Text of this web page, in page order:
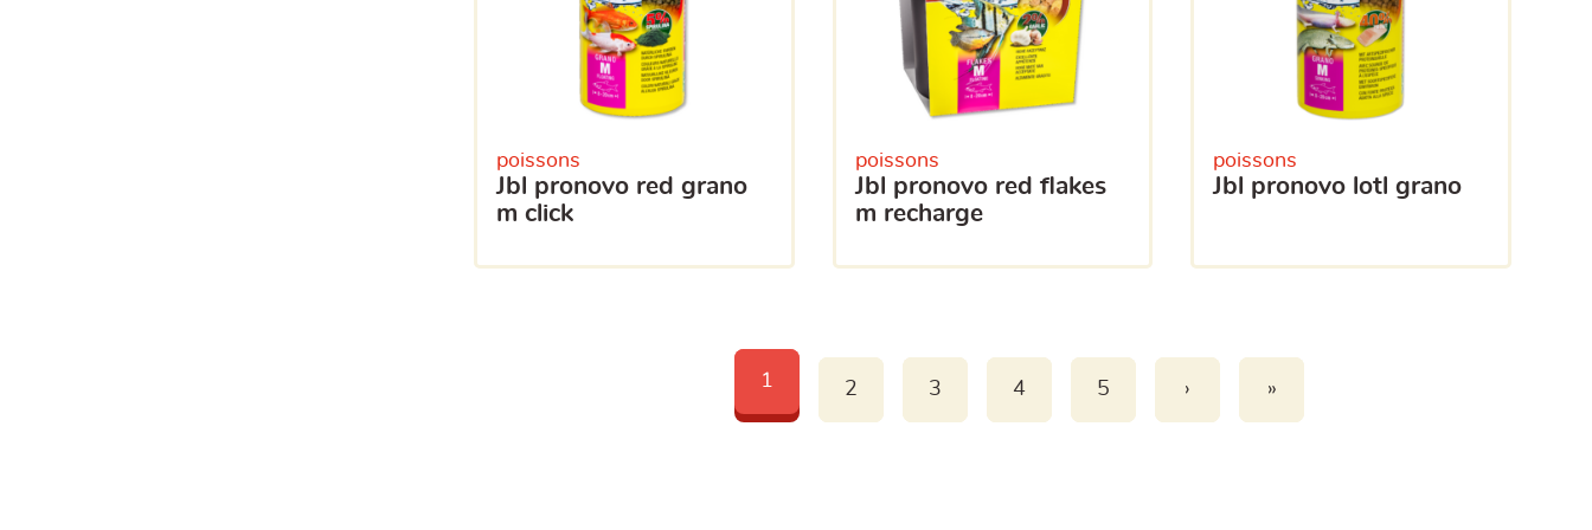
poissons
jbl pronovo red grano
m click
poissons
jbl pronovo red flakes
m recharge
poissons
jbl pronovo lotl grano
1 2 3 4 5 › »